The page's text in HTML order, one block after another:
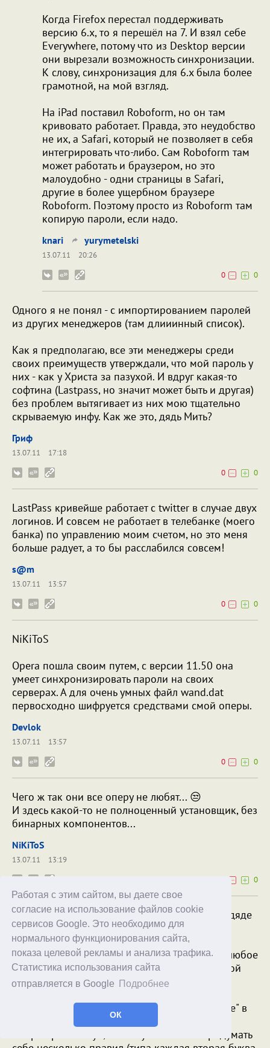
Работая с этим сайтом, вы даете свое
согласие на использование файлов cookie
сервисов Google. Это необходимо для
нормального функционирования сайта,
показа целевой рекламы и анализа трафика.
Статистика использования сайта
отправляется в Google
Подробнее
ОК
Когда Firefox перестал поддерживать
версию 6.x, то я перешёл на 7. И взял себе
Everywhere, потому что из Desktop версии
они вырезали возможность синхронизации.
К слову, синхронизация для 6.x была более
грамотной, на мой взгляд.
На iPad поставил Roboform, но он там
кривовато работает. Правда, это неудобство
не их, а Safari, который не позволяет в себя
интегрировать что-либо. Сам Roboform там
может работать и браузером, но это
малоудобно - одни страницы в Safari,
другие в более ущербном браузере
Roboform. Поэтому просто из Roboform там
копирую пароли, если надо.
knari yurymetelski
13.07.11
20:26
0
0
Одного я не понял - с импортированием паролей
из других менеджеров (там длииинный список).
Как я предполагаю, все эти менеджеры среди
своих преимуществ утверждали, что мой пароль у
них - как у Христа за пазухой. И вдруг какая-то
софтина (Lastpass, но значит может быть и другая)
без проблем вытягивает из них мою тщательно
скрываемую инфу. Как же это, дядь Мить?
Гриф
13.07.11
17:18
0
0
LastPass кривейше работает с twitter в случае двух
логинов. И совсем не работает в телебанке (моего
банка) по управлению моим счетом, но это меня
больше радует, а то бы расслабился совсем!
s@m
13.07.11
13:57
0
0
NiKiToS
Opera пошла своим путем, с версии 11.50 она
умеет синхронизировать пароли на своих
серверах. А для очень умных файл wand.dat
первосходно шифруется средствами смой оперы.
Devlok
13.07.11
13:57
0
0
Чего ж так они все оперу не любят... 😒
И здесь какой-то не полноценный установщик, без
бинарных компонентов...
NiKiToS
13.07.11
13:19
0
А по-моему все равно как-то боязно чужому дяде
свои данные доверять. Тем более что есть
разновидность довольно стойких паролей,
которые всегда можно хранить в голове и в любое
время вспомнить - русские фразы в английской
раскладке. Т.е. проcто придумываем для себя
надобности. Например "усы завязли в машине" в
английской раскладке без пробелов будет
"ecspfdzpkbdvfibyt", а если усложнить и придумать